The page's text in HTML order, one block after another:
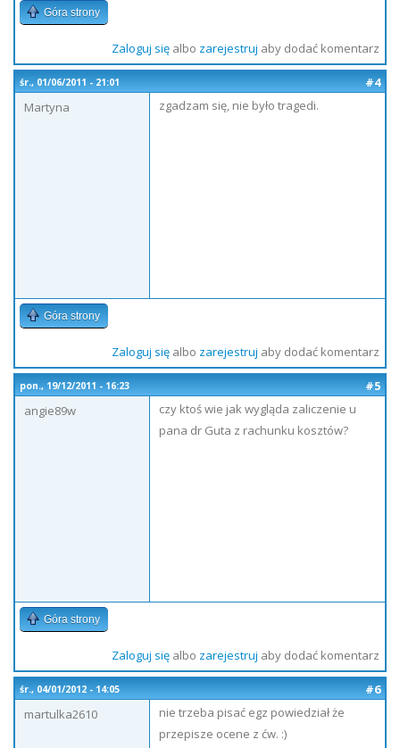
Góra strony
Zaloguj sięalbo zarejestruj aby dodać komentarz
śr., 01/06/2011 - 21:01
#4
Martyna
zgadzam się, nie było tragedi.
Góra strony
Zaloguj sięalbo zarejestruj aby dodać komentarz
pon., 19/12/2011 - 16:23
#5
angie89w
czy ktoś wie jak wygląda zaliczenie u
pana dr Guta z rachunku kosztów?
Góra strony
Zaloguj sięalbo zarejestruj aby dodać komentarz
śr., 04/01/2012 - 14:05
#6
martulka2610
nie trzeba pisać egz powiedział że
przepisze ocene z ćw. :)